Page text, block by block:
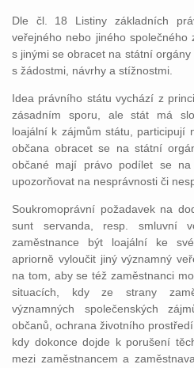
Dle čl. 18 Listiny základních
veřejného nebo jiného
s jinými se obracet na státní
s žádostmi, návrhy a stížnostmi.
Idea právního státu vychází z
zásadním sporu, ale stát má
loajální k zájmům státu, participují
občana obracet se na státní
občané mají právo podílet se na
upozorňovat na nesprávnosti či
Soukromoprávní požadavek na
sunt servanda, resp. smluvní
zaměstnance být loajální ke
apriorně vyloučit jiný významný
na tom, aby se též zaměstnanci
situacích, kdy ze strany
významných společenských
občanů, ochrana životního
kdy dokonce dojde k porušení
mezi zaměstnancem a